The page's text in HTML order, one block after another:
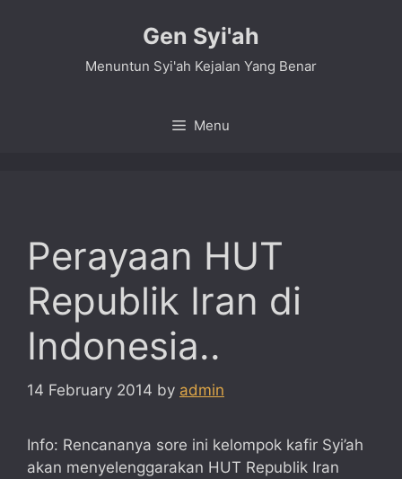
Gen Syi'ah
Menuntun Syi'ah Kejalan Yang Benar
Menu
Perayaan HUT
Republik Iran di
Indonesia..
14 February 2014 by admin
Info: Rencananya sore ini kelompok kafir Syi’ah
akan menyelenggarakan HUT Republik Iran